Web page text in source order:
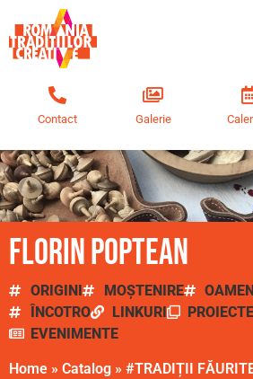
Contact Galerie
Florin Poptean
ORIGINI MOȘTENIRE
ÎNCOTRO
LINKURI
EVENIMENTE
Home » Catalog » #TRADIȚII